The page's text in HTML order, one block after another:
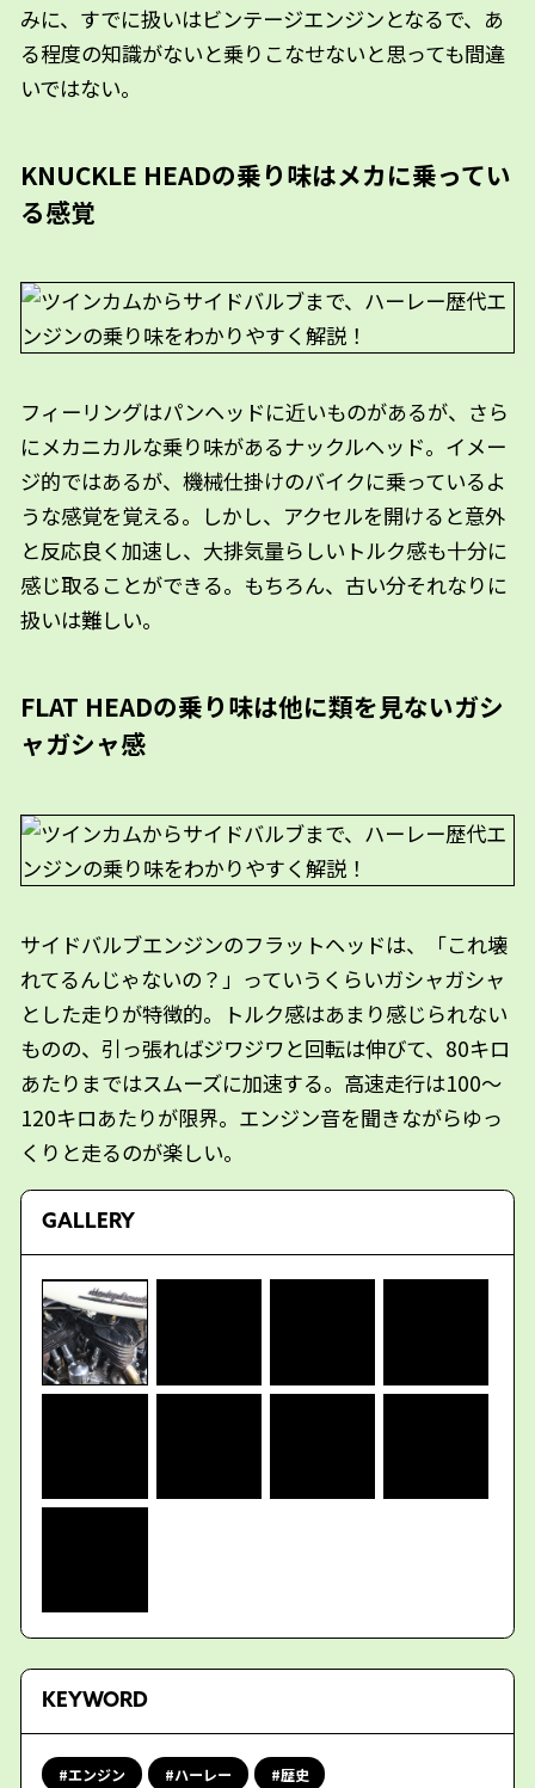
みに、すでに扱いはビンテージエンジンとなるで、あ
る程度の知識がないと乗りこなせないと思っても間違
いではない。
KNUCKLE HEADの乗り味はメカに乗ってい
る感覚
フィーリングはパンヘッドに近いものがあるが、さら
にメカニカルな乗り味があるナックルヘッド。イメー
ジ的ではあるが、機械仕掛けのバイクに乗っているよ
うな感覚を覚える。しかし、アクセルを開けると意外
と反応良く加速し、大排気量らしいトルク感も十分に
感じ取ることができる。もちろん、古い分それなりに
扱いは難しい。
FLAT HEADの乗り味は他に類を見ないガシ
ャガシャ感
サイドバルブエンジンのフラットヘッドは、「これ壊
れてるんじゃないの？」っていうくらいガシャガシャ
とした走りが特徴的。トルク感はあまり感じられない
ものの、引っ張ればジワジワと回転は伸びて、80キロ
あたりまではスムーズに加速する。高速走行は100～
120キロあたりが限界。エンジン音を聞きながらゆっ
くりと走るのが楽しい。
GALLERY
KEYWORD
エンジン ハーレー 歴史